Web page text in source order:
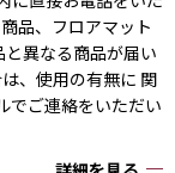
品、フロアマット
異なる商品が届い
、使用の有無に 関
でご連絡をいただい